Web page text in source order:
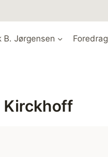
B. Jørgensen Foredrag
Kirckhoff